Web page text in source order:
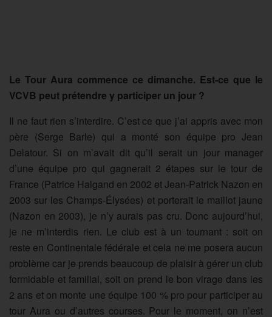
Le Tour Aura commence ce dimanche. Est-ce que le
VCVB peut prétendre y participer un jour ?
Il ne faut rien s’interdire. C’est ce que j’ai appris avec mon
père (Serge Barle) qui a monté son équipe pro Jean
Delatour. Si on m’avait dit qu’il serait un jour manager
d’une équipe pro qui gagnerait 2 étapes sur le tour de
France (Patrice Halgand en 2002 et Jean-Patrick Nazon en
2003 sur les Champs-Élysées) et porterait le maillot jaune
(Nazon en 2003), je n’y aurais pas cru. Donc aujourd’hui,
je ne m’interdis rien. Le club est à un tournant : soit on
reste en Continentale fédérale et cela ne me posera aucun
problème car je prends beaucoup de plaisir à gérer un club
formidable et familial, soit on prend le bon virage dans les
2 ans et on monte une équipe 100 % pro pour participer au
tour Aura ou d’autres courses. Pour le moment, on n’est